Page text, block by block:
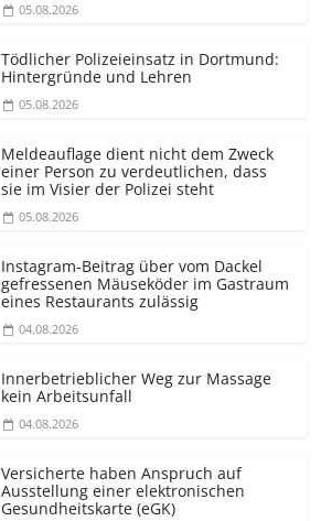
05.08.2026
Tödlicher Polizeieinsatz in Dortmund:
Hintergründe und Lehren
05.08.2026
Meldeauflage dient nicht dem Zweck
einer Person zu verdeutlichen, dass
sie im Visier der Polizei steht
05.08.2026
Instagram-Beitrag über vom Dackel
gefressenen Mäuseköder im Gastraum
eines Restaurants zulässig
04.08.2026
Innerbetrieblicher Weg zur Massage
kein Arbeitsunfall
04.08.2026
Versicherte haben Anspruch auf
Ausstellung einer elektronischen
Gesundheitskarte (eGK)